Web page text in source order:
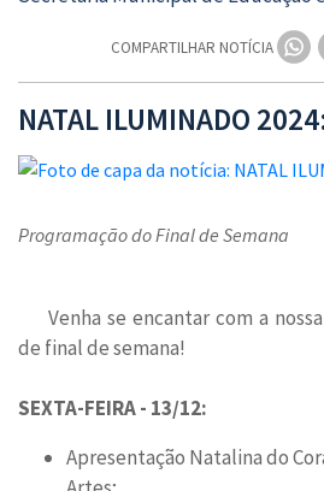
COMPARTILHAR NOTÍCIA
NATAL ILUMINADO
Programação do Final de Semana
Venha se encantar com a
de final de semana!
SEXTA-FEIRA - 13/12:
Apresentação Natalina do